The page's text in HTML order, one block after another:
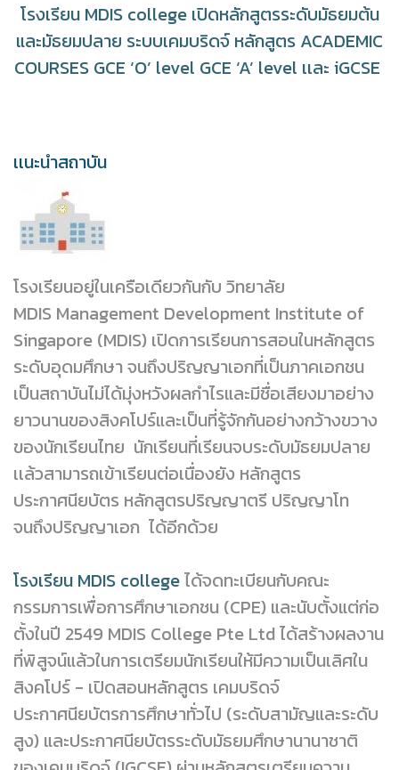
โรงเรียน MDIS college เปิดหลักสูตรระดับมัธยมต้น
และมัธยมปลาย ระบบเคมบริดจ์ หลักสูตร ACADEMIC
COURSES GCE ‘O’ level GCE ‘A’ level เเละ iGCSE
เเนะนำสถาบัน
โรงเรียนอยู่ในเครือเดียวกันกับ วิทยาลัย
MDIS Management Development Institute of
Singapore (MDIS) เปิดการเรียนการสอนในหลักสูตร
ระดับอุดมศึกษา จนถึงปริญญาเอกที่เป็นภาคเอกชน
เป็นสถาบันไม่ได้มุ่งหวังผลกำไรและมีชื่อเสียงมาอย่าง
ยาวนานของสิงคโปร์และเป็นที่รู้จักกันอย่างกว้างขวาง
ของนักเรียนไทย นักเรียนที่เรียนจบระดับมัธยมปลาย
เเล้วสามารถเข้าเรียนต่อเนื่องยัง หลักสูตร
ประกาศนียบัตร หลักสูตรปริญญาตรี ปริญญาโท
จนถึงปริญญาเอก ได้อีกด้วย
โรงเรียน MDIS collegeได้จดทะเบียนกับคณะ
กรรมการเพื่อการศึกษาเอกชน (CPE) และนับตั้งแต่ก่อ
ตั้งในปี 2549 MDIS College Pte Ltd ได้สร้างผลงาน
ที่พิสูจน์แล้วในการเตรียมนักเรียนให้มีความเป็นเลิศใน
สิงคโปร์ - เปิดสอนหลักสูตร เคมบริดจ์
ประกาศนียบัตรการศึกษาทั่วไป (ระดับสามัญและระดับ
สูง) และประกาศนียบัตรระดับมัธยมศึกษานานาชาติ